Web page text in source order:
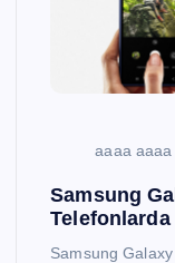
aaaa aaaa
Samsung
Telefonlarda
Samsung Galaxy